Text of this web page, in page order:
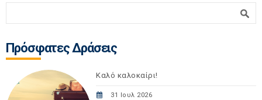
Πρόσφατες Δράσεις
Καλό καλοκαίρι!
31 Ιουλ 2026